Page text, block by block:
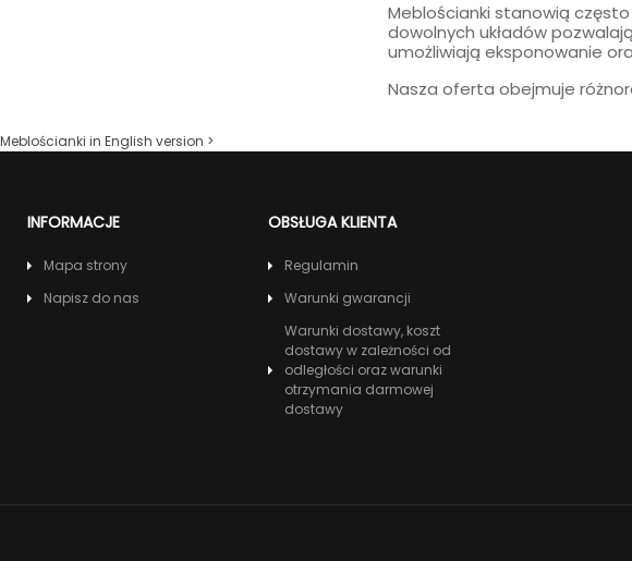
Meblościanki stanowią
dowolnych układów
umożliwiają eksponowanie
Nasza oferta obejmuje
Meblościanki in English version >
INFORMACJE
Mapa strony
Napisz do nas
OBSŁUGA KLIENTA
Regulamin
Warunki gwarancji
Warunki dostawy, koszt
dostawy w zależności od
odległości oraz warunki
otrzymania darmowej
dostawy